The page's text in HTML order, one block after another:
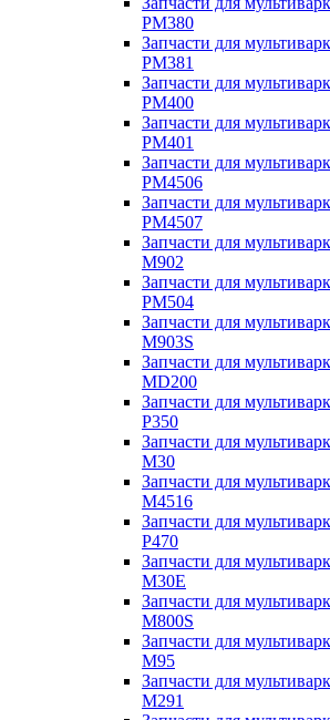
PM380
Запчасти для
PM381
Запчасти для
PM400
Запчасти для
PM401
Запчасти для
PM4506
Запчасти для
PM4507
Запчасти для
M902
Запчасти для
PM504
Запчасти для
M903S
Запчасти для
MD200
Запчасти для
P350
Запчасти для
M30
Запчасти для
M4516
Запчасти для
P470
Запчасти для
M30E
Запчасти для
M800S
Запчасти для
M95
Запчасти для
M291